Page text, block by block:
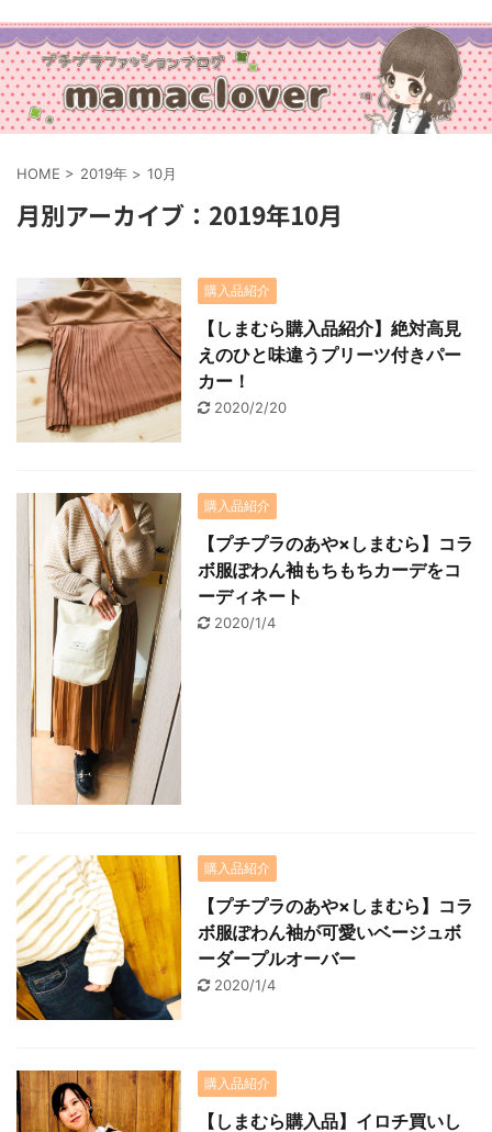
HOME > 2019年 > 10月
月別アーカイブ：2019年10月
購入品紹介
【しまむら購入品紹介】絶対高見
えのひと味違うプリーツ付きパー
カー！
2020/2/20
購入品紹介
【プチプラのあや×しまむら】コラ
ボ服ぽわん袖もちもちカーデをコ
ーディネート
2020/1/4
購入品紹介
【プチプラのあや×しまむら】コラ
ボ服ぽわん袖が可愛いベージュボ
ーダープルオーバー
2020/1/4
購入品紹介
【しまむら購入品】イロチ買いし